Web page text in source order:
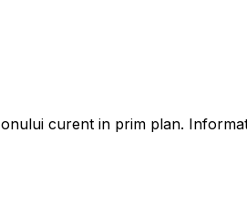
curent in prim plan.